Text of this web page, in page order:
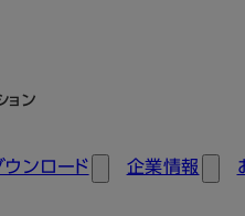
ョン
ウンロード 企業情報